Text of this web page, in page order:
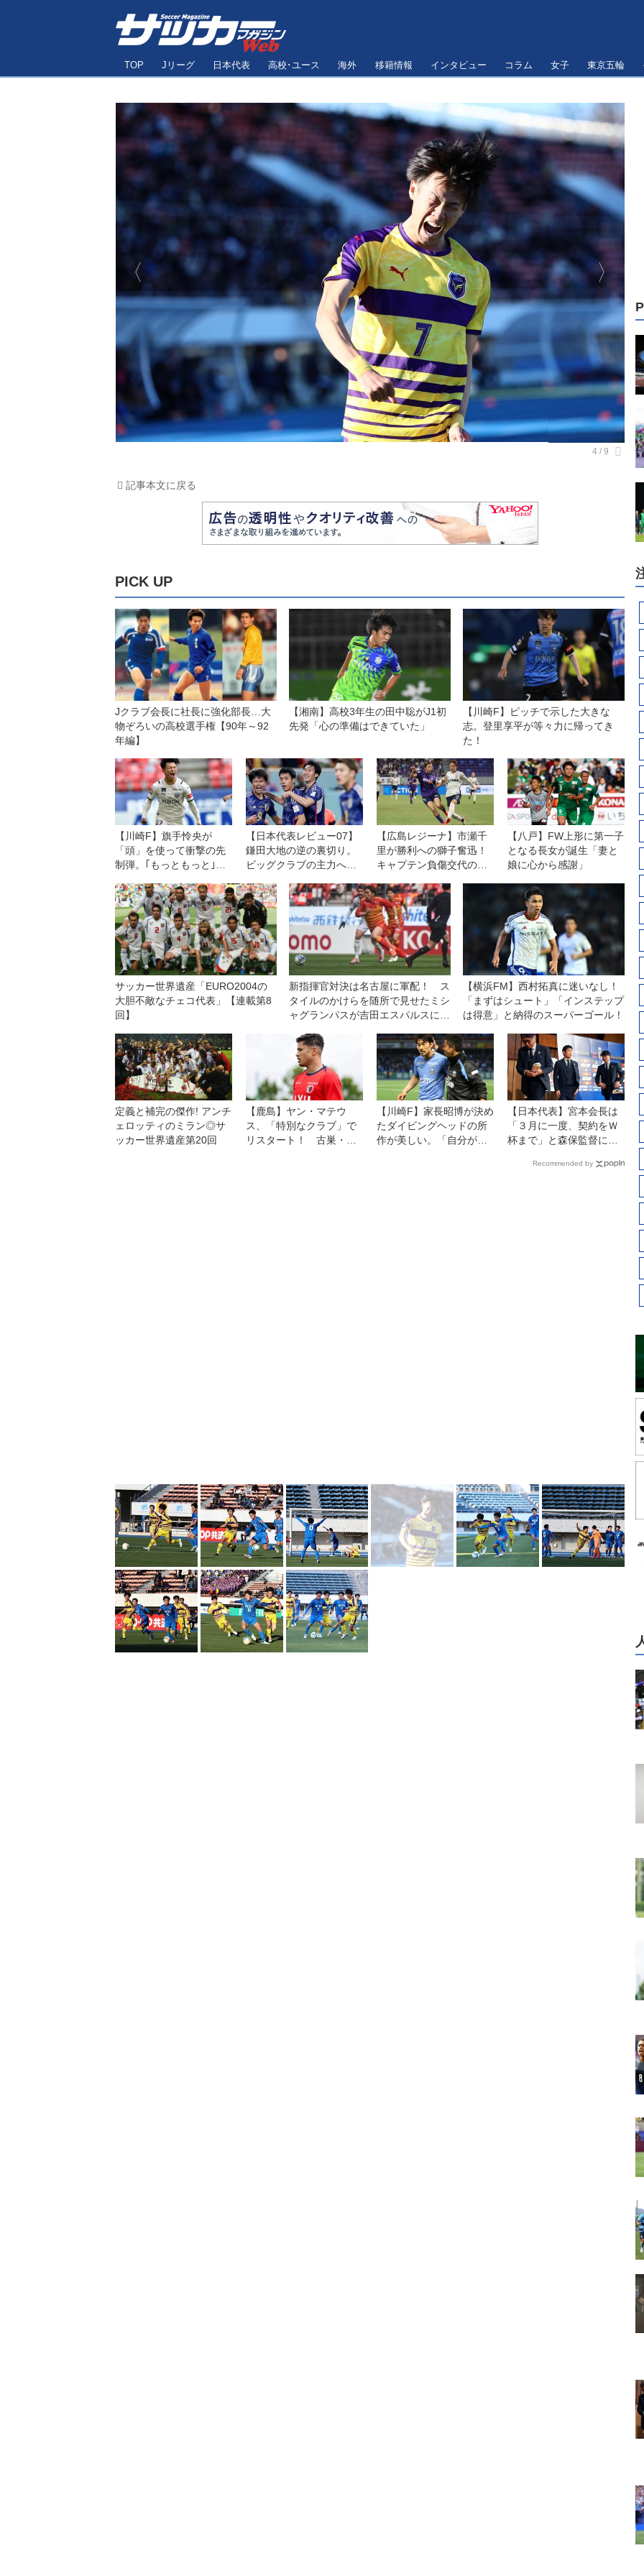
TOP Jリーグ 日本代表 高校･ユース 海外 移籍情報 インタビュー コラム 女子 東京五輪
記事本文に戻る
PICK UP
Jクラブ会長に社長に強化部長…大
物ぞろいの高校選手権【90年～92
年編】
【湘南】高校3年生の田中聡がJ1初
先発「心の準備はできていた」
【川崎F】ピッチで示した大きな
志。登里享平が等々力に帰ってき
た！
【川崎F】旗手怜央が
「頭」を使って衝撃の先
制弾。｢もっともっと｣の
【日本代表レビュー07】
鎌田大地の逆の裏切り。
ビッグクラブの主力へと
【広島レジーナ】市瀬千
里が勝利への獅子奮迅！
キャプテン負傷交代の緊
ころを、全部自分がや
る」
【八戸】FW上形に第一子
となる長女が誕生「妻と
娘に心から感謝」
サッカー世界遺産「EURO2004の
大胆不敵なチェコ代表」【連載第8
回】
新指揮官対決は名古屋に軍配！ ス
タイルのかけらを随所で見せたミシ
ャグランパスが吉田エスパルスに１
【横浜FM】西村拓真に迷いなし！
「まずはシュート」「インステップ
は得意」と納得のスーパーゴール！
定義と補完の傑作! アンチ
ェロッティのミラン◎サ
ッカー世界遺産第20回
【鹿島】ヤン・マテウ
ス、「特別なクラブ」で
リスタート！ 古巣・横
【川崎F】家長昭博が決め
たダイビングヘッドの所
作が美しい。「自分がで
【日本代表】宮本会長は
「３月に一度、契約をＷ
杯まで」と森保監督に説
ップ優勝を目指すために
Recommended by